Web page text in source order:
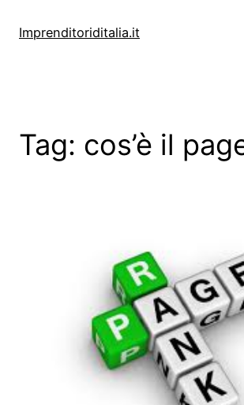
Imprenditoriditalia.it
Tag: cos’è il